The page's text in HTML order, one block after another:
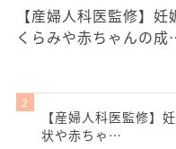
【産婦人科医監修】
くらみや赤ちゃんの
【産婦人科医監修】
状や赤ちゃ…